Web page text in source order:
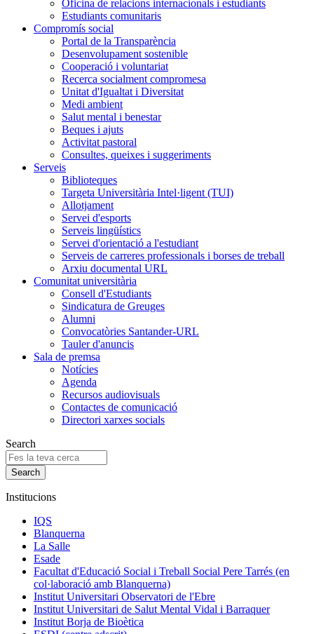
Oficina de relacions internacionals i estudiants
Estudiants comunitaris
Compromís social
Portal de la Transparència
Desenvolupament sostenible
Cooperació i voluntariat
Recerca socialment compromesa
Unitat d'Igualtat i Diversitat
Medi ambient
Salut mental i benestar
Beques i ajuts
Activitat pastoral
Consultes, queixes i suggeriments
Serveis
Biblioteques
Targeta Universitària Intel·ligent (TUI)
Allotjament
Servei d'esports
Serveis lingüístics
Servei d'orientació a l'estudiant
Serveis de carreres professionals i borses de treball
Arxiu documental URL
Comunitat universitària
Consell d'Estudiants
Sindicatura de Greuges
Alumni
Convocatòries Santander-URL
Tauler d'anuncis
Sala de premsa
Notícies
Agenda
Recursos audiovisuals
Contactes de comunicació
Directori xarxes socials
Search
Institucions
IQS
Blanquerna
La Salle
Esade
Facultat d'Educació Social i Treball Social Pere Tarrés (en
col·laboració amb Blanquerna)
Institut Universitari Observatori de l'Ebre
Institut Universitari de Salut Mental Vidal i Barraquer
Institut Borja de Bioètica